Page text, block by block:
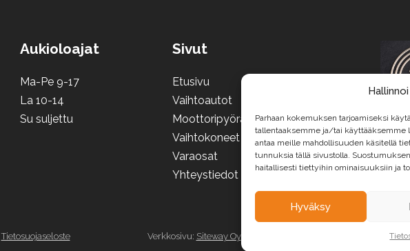
Parhaan kokemuksen tarjoamiseksi
tallentaaksemme ja/tai käyttääksemme
antaa meille mahdollisuuden käsitellä
tunnuksia tällä sivustolla.
haitallisesti tiettyihin ominaisuuksiin ja
Hyväksy
Mittarilukema
Lisätiedot
Aukioloajat
Ma-Pe 9-17
La 10-14
Su suljettu
Sivut
Etusivu
Vaihtoautot
Moottoripyörät ja mönkijät
Vaihtokoneet
Varaosat
Yhteystiedot
Tietosuojaseloste Verkkosivu: Siteway Oy